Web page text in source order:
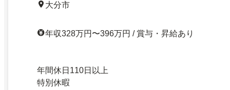
大分市
年収328万円〜396万円 / 賞与・昇給あり
年間休日110日以上
特別休暇